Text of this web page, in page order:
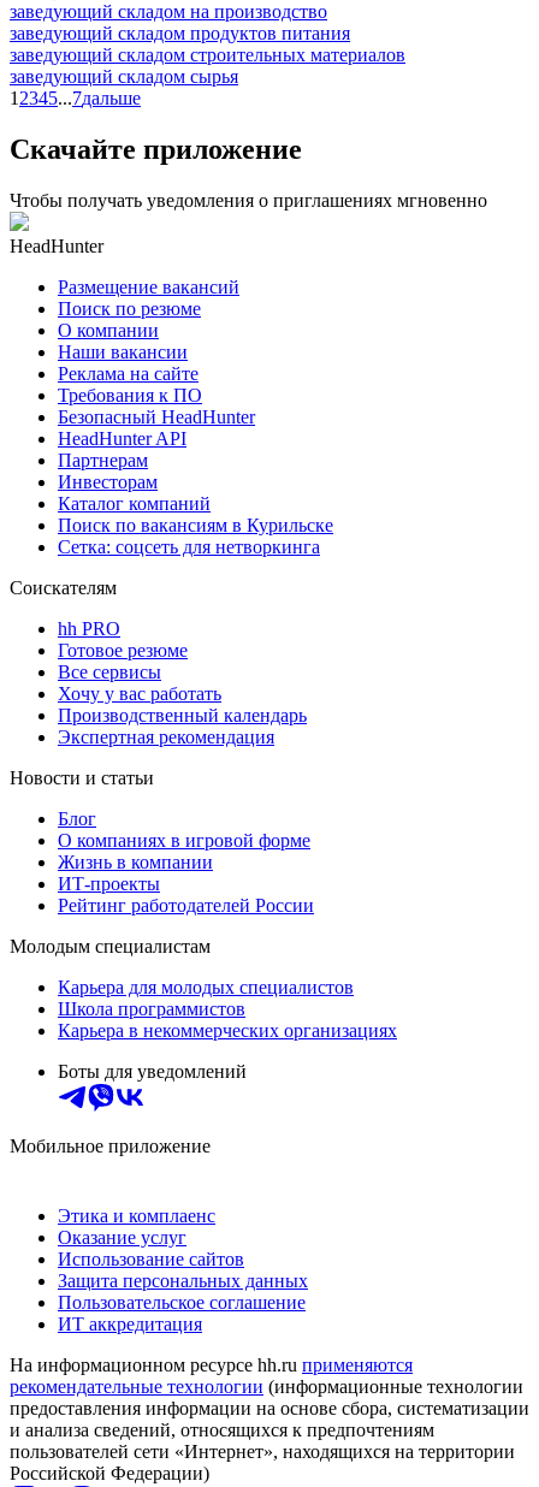
заведующий складом на производство
заведующий складом продуктов питания
заведующий складом строительных материалов
заведующий складом сырья
1 2345...7дальше
Скачайте приложение
Чтобы получать уведомления о приглашениях мгновенно
HeadHunter
Размещение вакансий
Поиск по резюме
О компании
Наши вакансии
Реклама на сайте
Требования к ПО
Безопасный HeadHunter
HeadHunter API
Партнерам
Инвесторам
Каталог компаний
Поиск по вакансиям в Курильске
Сетка: соцсеть для нетворкинга
Соискателям
hh PRO
Готовое резюме
Все сервисы
Хочу у вас работать
Производственный календарь
Экспертная рекомендация
Новости и статьи
Блог
О компаниях в игровой форме
Жизнь в компании
ИТ-проекты
Рейтинг работодателей России
Молодым специалистам
Карьера для молодых специалистов
Школа программистов
Карьера в некоммерческих организациях
Боты для уведомлений
Мобильное приложение
Этика и комплаенс
Оказание услуг
Использование сайтов
Защита персональных данных
Пользовательское соглашение
ИТ аккредитация
На информационном ресурсе hh.ru применяются
рекомендательные технологии (информационные технологии
предоставления информации на основе сбора, систематизации
и анализа сведений, относящихся к предпочтениям
пользователей сети «Интернет», находящихся на территории
Российской Федерации)